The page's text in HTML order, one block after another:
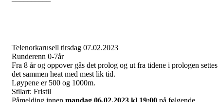
Telenorkarusell tirsdag 07.02.2023
Runderenn 0-7år
Fra 8 år og oppover gås det prolog og ut fra tidene i prologen settes
det sammen heat med mest lik tid.
Løypene er 500 og 1000m.
Stilart: Fristil